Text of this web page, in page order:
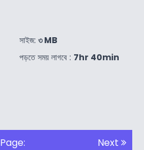
সাইজ: ৩ MB
পড়তে সময় লাগবে : 7hr 40min
Page: Next